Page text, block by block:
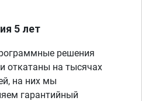
5 лет
решения
откатаны на тысячах
на них мы
гарантийный